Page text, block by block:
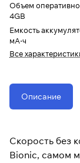
Объем
4GB
Емкость
мА⋅ч
Все
Описание
Скорость без
Bionic, самом